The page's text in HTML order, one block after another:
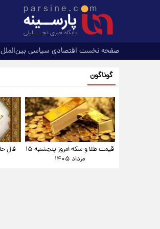
صفحه نخست اقتصادی سیاسی بین‌الملل
گوناگون
قیمت طلا و سکه امروز پنجشنبه ۱۵
مرداد ۱۴۰۵